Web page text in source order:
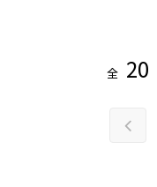
全 20